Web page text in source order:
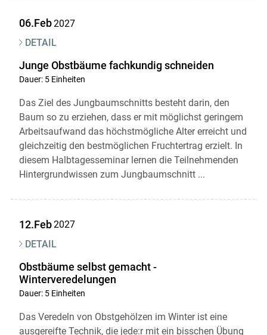
06.Feb2027
DETAIL
Junge Obstbäume fachkundig schneiden
Dauer: 5 Einheiten
Das Ziel des Jungbaumschnitts besteht darin, den
Baum so zu erziehen, dass er mit möglichst geringem
Arbeitsaufwand das höchstmögliche Alter erreicht und
gleichzeitig den bestmöglichen Fruchtertrag erzielt. In
diesem Halbtagesseminar lernen die Teilnehmenden
Hintergrundwissen zum Jungbaumschnitt ...
12.Feb2027
DETAIL
Obstbäume selbst gemacht -
Winterveredelungen
Dauer: 5 Einheiten
Das Veredeln von Obstgehölzen im Winter ist eine
ausgereifte Technik, die jede:r mit ein bisschen Übung